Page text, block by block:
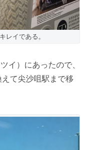
レイである。
イ）にあったので、
て尖沙咀駅まで移